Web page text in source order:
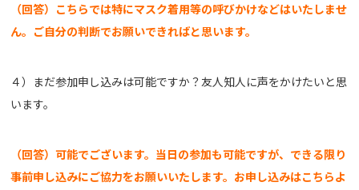
（回答）こちらでは特にマスク着用等の呼びかけなどはいたしませ
ん。ご自分の判断でお願いできればと思います。
４）まだ参加申し込みは可能ですか？友人知人に声をかけたいと思
います。
（回答）可能でございます。当日の参加も可能ですが、できる限り
事前申し込みにご協力をお願いいたします。お申し込みはこちらよ